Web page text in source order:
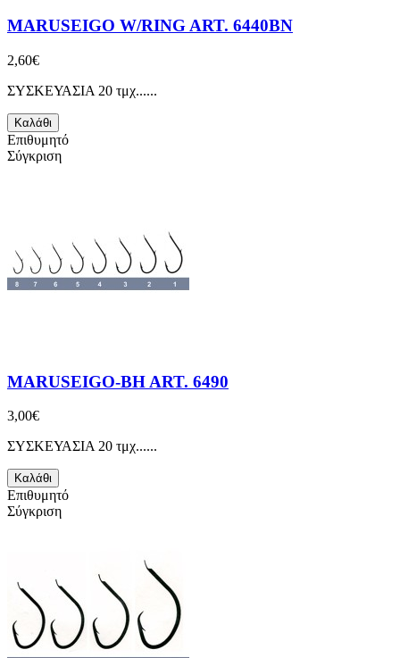
MARUSEIGO W/RING ART. 6440BN
2,60€
ΣΥΣΚΕΥΑΣΙΑ 20 τμχ......
Καλάθι
Επιθυμητό
Σύγκριση
MARUSEIGO-BH ART. 6490
3,00€
ΣΥΣΚΕΥΑΣΙΑ 20 τμχ......
Καλάθι
Επιθυμητό
Σύγκριση